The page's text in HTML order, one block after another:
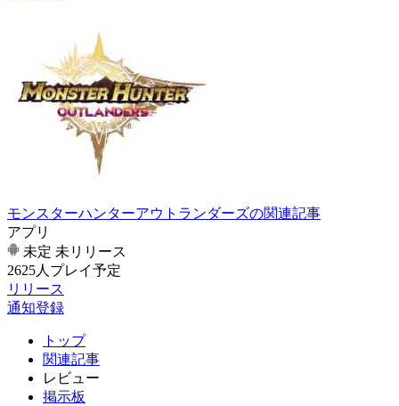
モンスターハンターアウトランダーズの関連記事
アプリ
未定 未リリース
2625人プレイ予定
リリース
通知登録
トップ
関連記事
レビュー
掲示板